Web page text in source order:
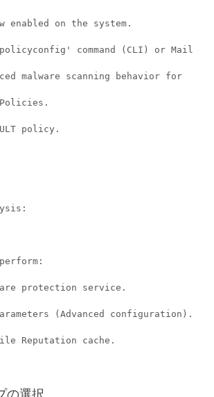
enabled on the system.
command (CLI) or Mail
malware scanning behavior for
policy.
protection service.
(Advanced configuration).
Reputation cache.
の選択